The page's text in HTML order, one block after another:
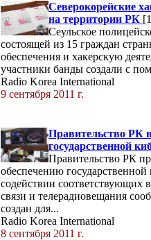
Северокорейские
на территории РК
Сеульское
состоящей из 15 граждан
обеспечения и хакерскую
участники банды создали с
Radio Korea International
9 сентября 2011 г.
Правительство РК
государственной
Правительство РК
обеспечению государственной
содействии соответствующих
связи и телерадиовещания
создан для...
Radio Korea International
8 сентября 2011 г.